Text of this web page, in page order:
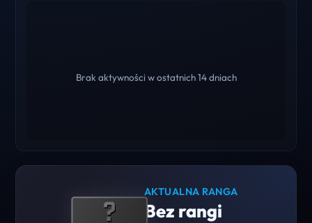
Brak aktywności w ostatnich 14 dniach
AKTUALNA RANGA
Bez rangi